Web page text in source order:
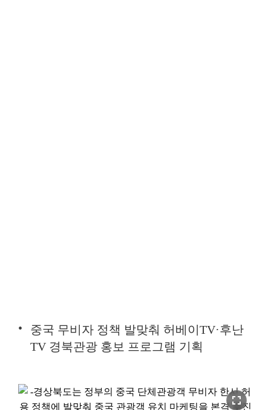
중국 무비자 정책 발맞춰 허베이TV·후난
TV 경북관광 홍보 프로그램 기획
fullscreen